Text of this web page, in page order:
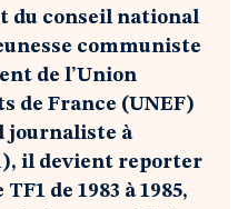
du conseil national
communiste
de l’Union
de France (UNEF)
journaliste à
il devient reporter
de 1983 à 1985,